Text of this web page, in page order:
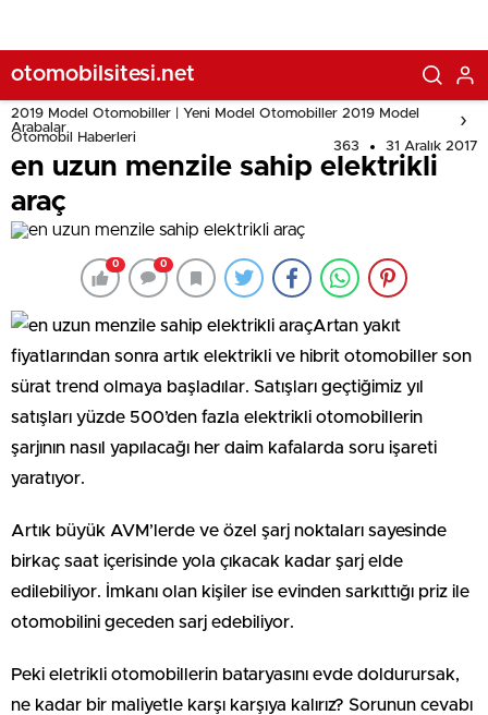
otomobilsitesi.net
2019 Model Otomobiller | Yeni Model Otomobiller 2019 Model
Arabalar
Otomobil Haberleri
363 31 Aralık 2017
en uzun menzile sahip elektrikli
araç
0 0
Artan yakıt
fiyatlarından sonra artık elektrikli ve hibrit otomobiller son
sürat trend olmaya başladılar. Satışları geçtiğimiz yıl
satışları yüzde 500’den fazla elektrikli otomobillerin
şarjının nasıl yapılacağı her daim kafalarda soru işareti
yaratıyor.
Artık büyük AVM’lerde ve özel şarj noktaları sayesinde
birkaç saat içerisinde yola çıkacak kadar şarj elde
edilebiliyor. İmkanı olan kişiler ise evinden sarkıttığı priz ile
otomobilini geceden sarj edebiliyor.
Peki eletrikli otomobillerin bataryasını evde doldurursak,
ne kadar bir maliyetle karşı karşıya kalırız? Sorunun cevabı